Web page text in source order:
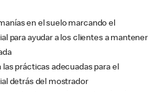
en el suelo marcando el
para ayudar a los clientes a mantener
prácticas adecuadas para el
detrás del mostrador